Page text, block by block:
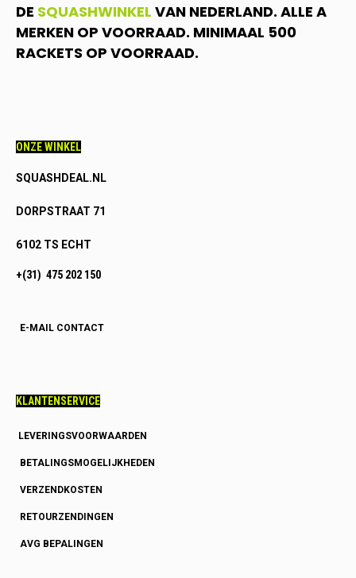
DE SQUASHWINKEL VAN NEDERLAND. ALLE A
MERKEN OP VOORRAAD. MINIMAAL 500
RACKETS OP VOORRAAD.
ONZE WINKEL
SQUASHDEAL.NL
DORPSTRAAT 71
6102 TS ECHT
+(31) 475 202 150
E-MAIL CONTACT
KLANTENSERVICE
LEVERINGSVOORWAARDEN
BETALINGSMOGELIJKHEDEN
VERZENDKOSTEN
RETOURZENDINGEN
AVG BEPALINGEN